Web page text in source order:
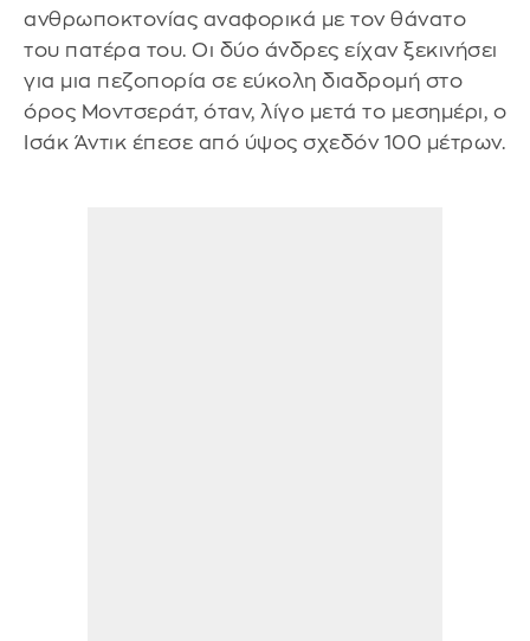
ανθρωποκτονίας αναφορικά με τον θάνατο
του πατέρα του. Οι δύο άνδρες είχαν ξεκινήσει
για μια πεζοπορία σε εύκολη διαδρομή στο
όρος Μοντσεράτ, όταν, λίγο μετά το μεσημέρι, ο
Ισάκ Άντικ έπεσε από ύψος σχεδόν 100 μέτρων.